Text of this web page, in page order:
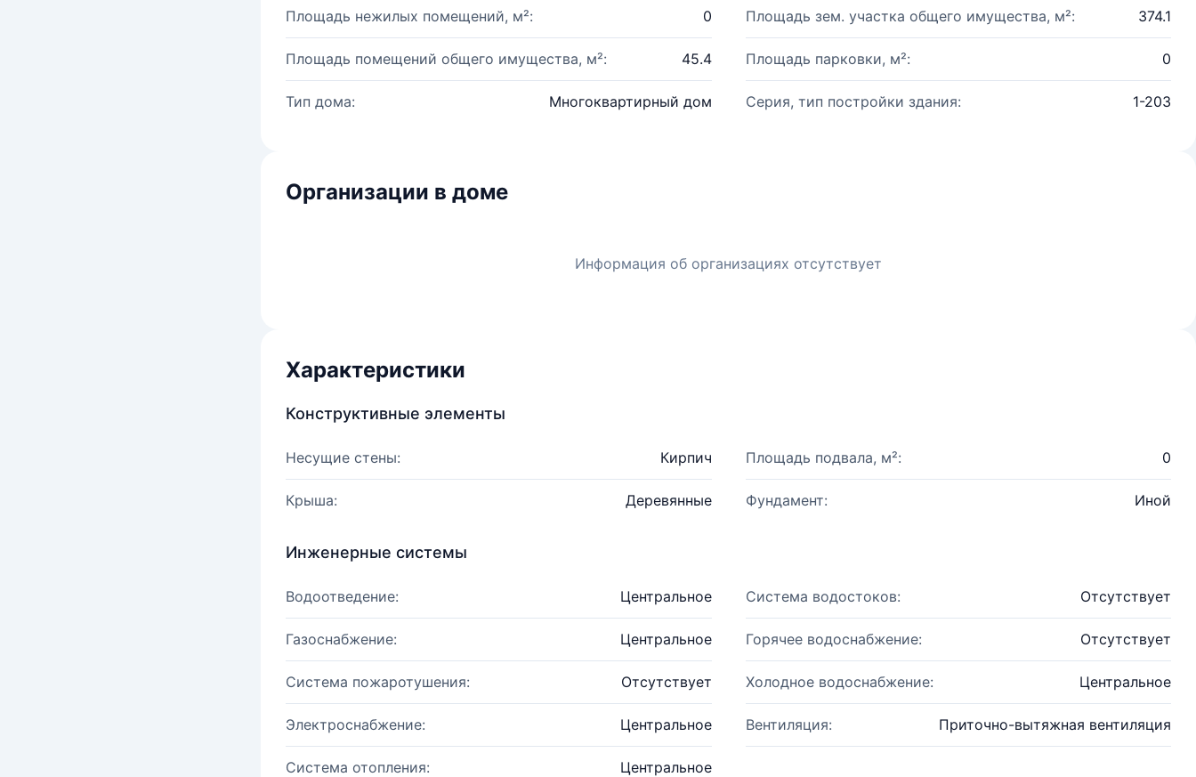
Площадь нежилых помещений, м²: 0 Площадь зем. участка общего имущества, м²: 374.1
Площадь помещений общего имущества, м²: 45.4 Площадь парковки, м²: 0
Тип дома: Многоквартирный дом Серия, тип постройки здания: 1-203
Организации в доме
Информация об организациях отсутствует
Характеристики
Конструктивные элементы
Несущие стены: Кирпич Площадь подвала, м²: 0
Крыша: Деревянные Фундамент: Иной
Инженерные системы
Водоотведение: Центральное Система водостоков: Отсутствует
Газоснабжение: Центральное Горячее водоснабжение: Отсутствует
Система пожаротушения: Отсутствует Холодное водоснабжение: Центральное
Электроснабжение: Центральное Вентиляция: Приточно-вытяжная вентиляция
Система отопления: Центральное